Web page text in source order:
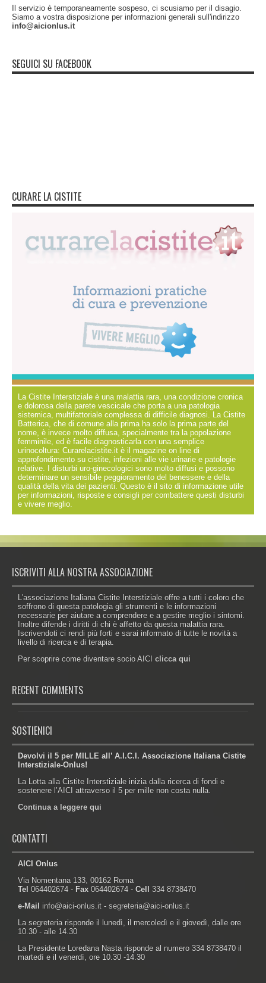
Il servizio è temporaneamente sospeso, ci scusiamo per il disagio.
Siamo a vostra disposizione per informazioni generali sull'indirizzo
info@aicionlus.it
SEGUICI SU FACEBOOK
CURARE LA CISTITE
La Cistite Interstiziale è una malattia rara, una condizione cronica
e dolorosa della parete vescicale che porta a una patologia
sistemica, multifattoriale complessa di difficile diagnosi. La Cistite
Batterica, che di comune alla prima ha solo la prima parte del
nome, è invece molto diffusa, specialmente tra la popolazione
femminile, ed è facile diagnosticarla con una semplice
urinocoltura: Curarelacistite.it è il magazine on line di
approfondimento su cistite, infezioni alle vie urinarie e patologie
relative. I disturbi uro-ginecologici sono molto diffusi e possono
determinare un sensibile peggioramento del benessere e della
qualità della vita dei pazienti. Questo è il sito di informazione utile
per informazioni, risposte e consigli per combattere questi disturbi
e vivere meglio.
ISCRIVITI ALLA NOSTRA ASSOCIAZIONE
L'associazione Italiana Cistite Interstiziale offre a tutti i coloro che
soffrono di questa patologia gli strumenti e le informazioni
necessarie per aiutare a comprendere e a gestire meglio i sintomi.
Inoltre difende i diritti di chi è affetto da questa malattia rara.
Iscrivendoti ci rendi più forti e sarai informato di tutte le novità a
livello di ricerca e di terapia.
Per scoprire come diventare socio AICI clicca qui
RECENT COMMENTS
SOSTIENICI
Devolvi il 5 per MILLE all’ A.I.C.I. Associazione Italiana Cistite
Interstiziale-Onlus!
La Lotta alla Cistite Interstiziale inizia dalla ricerca di fondi e
sostenere l’AICI attraverso il 5 per mille non costa nulla.
Continua a leggere qui
CONTATTI
AICI Onlus
Via Nomentana 133, 00162 Roma
Tel 064402674 - Fax 064402674 - Cell 334 8738470
e-Mail info@aici-onlus.it - segreteria@aici-onlus.it
La segreteria risponde il lunedì, il mercoledì e il giovedì, dalle ore
10.30 - alle 14.30
La Presidente Loredana Nasta risponde al numero 334 8738470 il
martedì e il venerdì, ore 10.30 -14.30